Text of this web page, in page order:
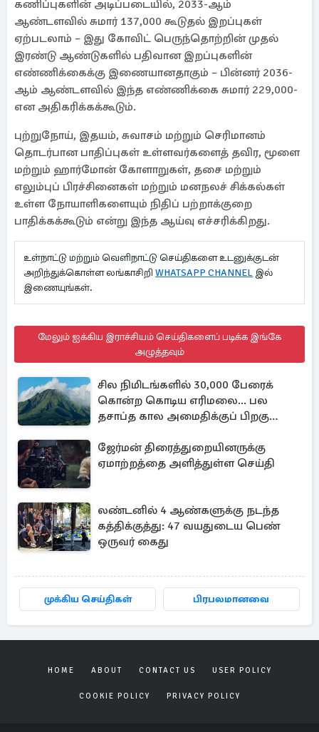
கணிப்புகளின் அடிப்படையில், 2033-ஆம்
ஆண்டளவில் சுமார் 137,000 கூடுதல் இறப்புகள்
ஏற்படலாம் – இது கோவிட் பெருந்தொற்றின் முதல்
இரண்டு ஆண்டுகளில் பதிவான இறப்புகளின்
எண்ணிக்கைக்கு இணையானதாகும் – பின்னர் 2036-
ஆம் ஆண்டளவில் இந்த எண்ணிக்கை சுமார் 229,000-
என அதிகரிக்கக்கூடும்.
புற்றுநோய், இதயம், சுவாசம் மற்றும் செரிமானம்
தொடர்பான பாதிப்புகள் உள்ளவர்களைத் தவிர, மூளை
மற்றும் ஹார்மோன் கோளாறுகள், தசை மற்றும்
எலும்புப் பிரச்சினைகள் மற்றும் மனநலச் சிக்கல்கள்
உள்ள நோயாளிகளையும் நிதிப் பற்றாக்குறை
பாதிக்கக்கூடும் என்று இந்த ஆய்வு எச்சரிக்கிறது.
உள்நாட்டு மற்றும் வெளிநாட்டு செய்திகளை உடனுக்குடன்
அறிந்துக்கொள்ள லங்காசிறி WHATSAPP CHANNEL இல்
இணையுங்கள்.
மேலும் ஐக்கிய இராச்சியம் செய்திகளைப் படிக்க இங்கே
அழுத்தவும்
சில நிமிடங்களில் 30,000 பேரைக்
கொன்ற கொடிய எரிமலை... பல
தசாப்த கால அமைதிக்குப் பிறகு
ஜேர்மன் திரைத்துறையினருக்கு
ஏமாற்றத்தை அளித்துள்ள செய்தி
லண்டனில் 4 ஆண்களுக்கு நடந்த
கத்திக்குத்து: 47 வயதுடைய பெண்
ஒருவர் கைது
முக்கிய செய்திகள் பிரபலமானவை
HOME ABOUT CONTACT US USER POLICY
COOKIE POLICY PRIVACY POLICY